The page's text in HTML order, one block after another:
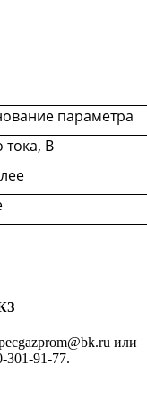
параметра
В
или
301-91-77.